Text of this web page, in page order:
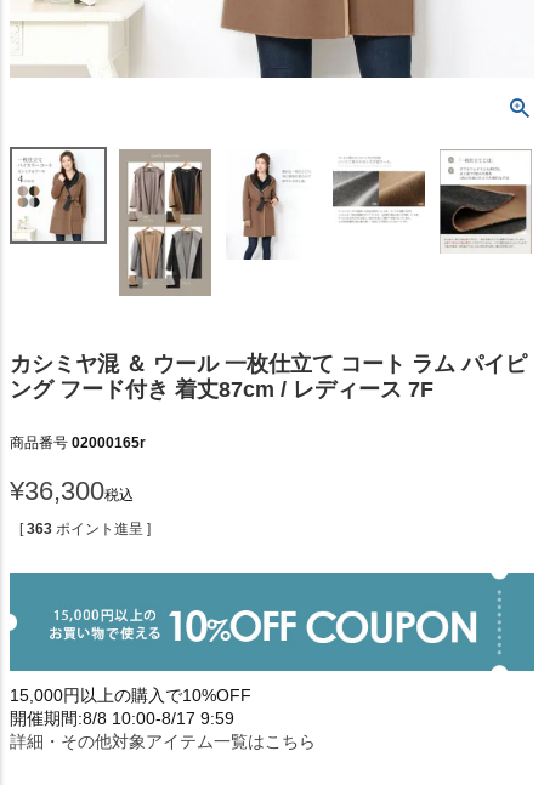
カシミヤ混 ＆ ウール 一枚仕立て コート ラム パイピ
ング フード付き 着丈87cm / レディース 7F
商品番号 02000165r
¥36,300税込
[ 363 ポイント進呈 ]
15,000円以上の購入で10%OFF
開催期間:8/8 10:00-8/17 9:59
詳細・その他対象アイテム一覧はこちら